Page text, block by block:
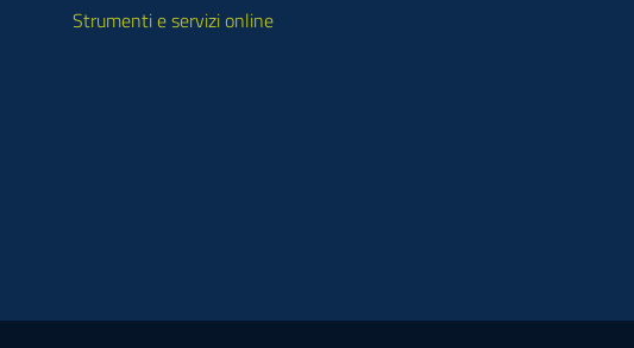
Strumenti e servizi online